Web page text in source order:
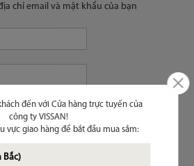
đến với Cửa hàng trực tuyến của
công ty VISSAN!
vực giao hàng để bắt đầu mua sắm:
Bắc)
chỉ email và mật khẩu của bạn
bị này (?)